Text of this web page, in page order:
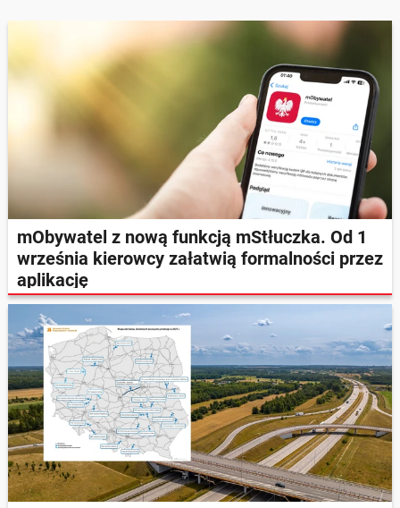
mObywatel z nową funkcją mStłuczka. Od 1
września kierowcy załatwią formalności przez
aplikację